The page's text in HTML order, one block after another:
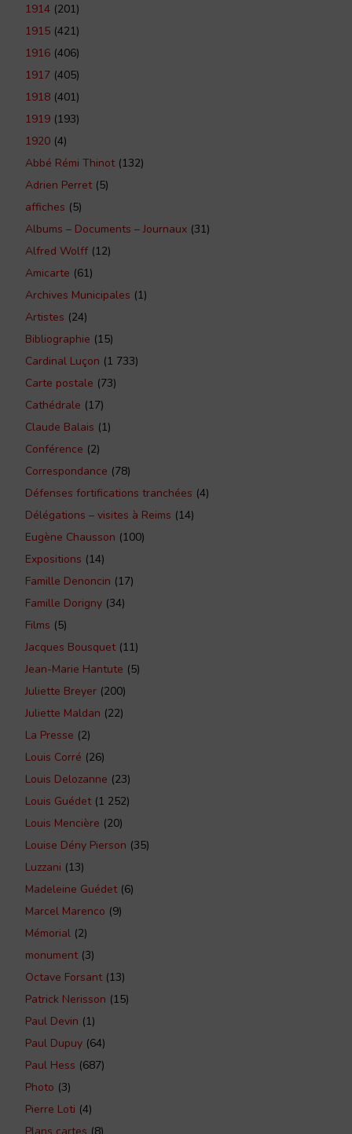
1914 (201)
1915 (421)
1916 (406)
1917 (405)
1918 (401)
1919 (193)
1920 (4)
Abbé Rémi Thinot(132)
Adrien Perret(5)
affiches (5)
Albums – Documents – Journaux (31)
Alfred Wolff (12)
Amicarte (61)
Archives Municipales (1)
Artistes (24)
Bibliographie (15)
Cardinal Luçon (1 733)
Carte postale (73)
Cathédrale (17)
Claude Balais (1)
Conférence (2)
Correspondance (78)
Défenses fortifications tranchées (4)
Délégations – visites à Reims (14)
Eugène Chausson (100)
Expositions (14)
Famille Denoncin (17)
Famille Dorigny (34)
Films (5)
Jacques Bousquet(11)
Jean-Marie Hantute (5)
Juliette Breyer (200)
Juliette Maldan (22)
La Presse (2)
Louis Corré (26)
Louis Delozanne (23)
Louis Guédet(1 252)
Louis Mencière (20)
Louise Dény Pierson (35)
Luzzani (13)
Madeleine Guédet(6)
Marcel Marenco (9)
Mémorial (2)
monument(3)
Octave Forsant(13)
Patrick Nerisson (15)
Paul Devin (1)
Paul Dupuy (64)
Paul Hess (687)
Photo (3)
Pierre Loti (4)
Plans cartes (8)